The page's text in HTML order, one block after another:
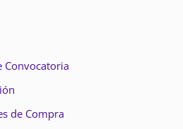
Convocatoria
de Compra